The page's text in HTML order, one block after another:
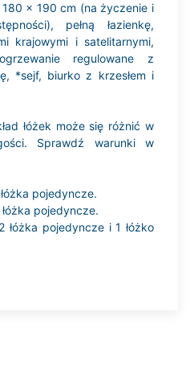
180 x 190 cm (na życzenie i
pełną łazienkę,
krajowymi i satelitarnymi,
regulowane z
*sejf, biurko z krzesłem i
łóżek może się różnić w
Sprawdź warunki w
pojedyncze.
pojedyncze.
łóżka pojedyncze i 1 łóżko